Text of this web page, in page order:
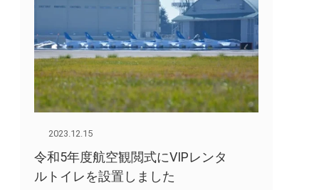
2023.12.15
令和5年度航空観閲式にVIPレンタ
ルトイレを設置しました